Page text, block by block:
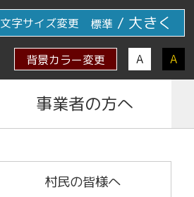
文字サイズ変更 標準 / 大きく
背景カラー変更 A A
事業者の方へ
村民の皆様へ